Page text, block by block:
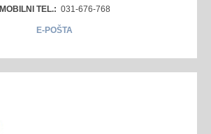
MOBILNI TEL.: 031-676-768
E-POŠTA